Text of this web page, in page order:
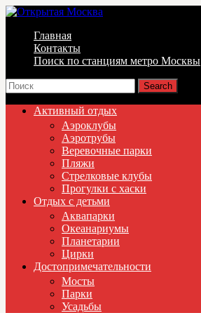
Главная
Контакты
Поиск по станциям метро Москвы
Активный отдых
Аэроклубы
Аэротрубы
Веревочные парки
Пляжи
Стрелковые клубы
Прогулки с хаски
Отдых с детьми
Аквапарки
Океанариумы
Планетарии
Цирки
Достопримечательности
Мосты
Парки
Усадьбы
▼
▼
▼